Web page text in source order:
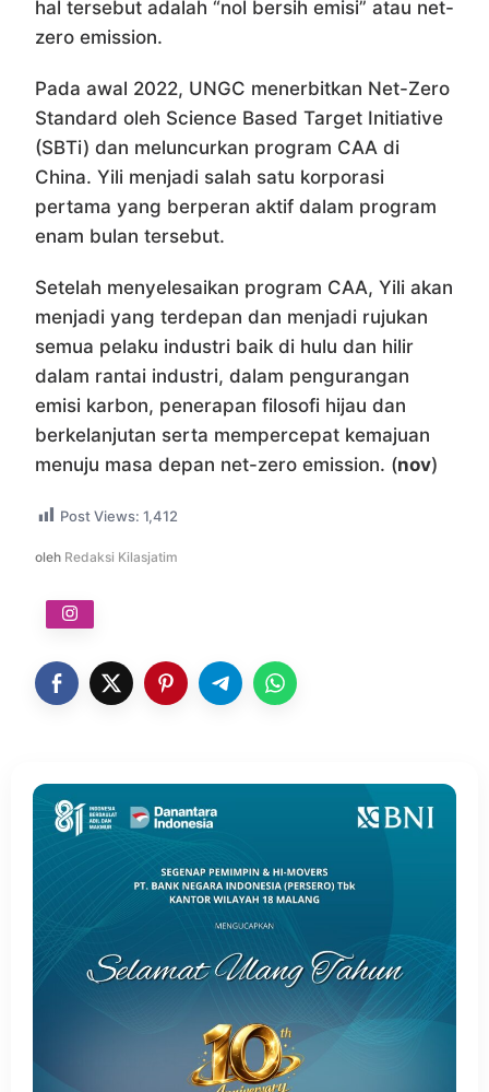
hal tersebut adalah “nol bersih emisi” atau net-
zero emission.
Pada awal 2022, UNGC menerbitkan Net-Zero
Standard oleh Science Based Target Initiative
(SBTi) dan meluncurkan program CAA di
China. Yili menjadi salah satu korporasi
pertama yang berperan aktif dalam program
enam bulan tersebut.
Setelah menyelesaikan program CAA, Yili akan
menjadi yang terdepan dan menjadi rujukan
semua pelaku industri baik di hulu dan hilir
dalam rantai industri, dalam pengurangan
emisi karbon, penerapan filosofi hijau dan
berkelanjutan serta mempercepat kemajuan
menuju masa depan net-zero emission. (nov)
Post Views: 1,412
oleh Redaksi Kilasjatim